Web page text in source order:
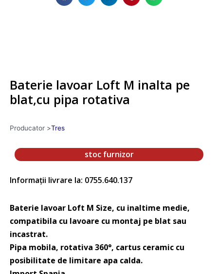
Baterie lavoar Loft M inalta pe
blat,cu pipa rotativa
Producator >Tres
stoc furnizor
Informații livrare la: 0755.640.137
Baterie lavoar Loft M Size, cu inaltime medie,
compatibila cu lavoare cu montaj pe blat sau
incastrat.
Pipa mobila, rotativa 360°, cartus ceramic cu
posibilitate de limitare apa calda.